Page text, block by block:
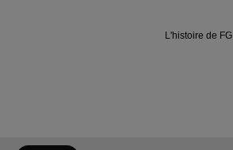
L'histoire de FG